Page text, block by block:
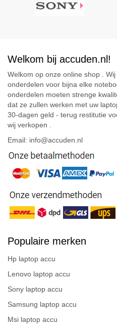
Welkom bij accuden.nl!
Welkom op onze online shop .
onderdelen voor bijna elke
onderdelen moeten strenge
dat ze zullen werken met uw
30-dagen geld - terug restitutie
wij verkopen .
Email: info@accuden.nl
Populaire merken
Hp laptop accu
Lenovo laptop accu
Sony laptop accu
Samsung laptop accu
Msi laptop accu